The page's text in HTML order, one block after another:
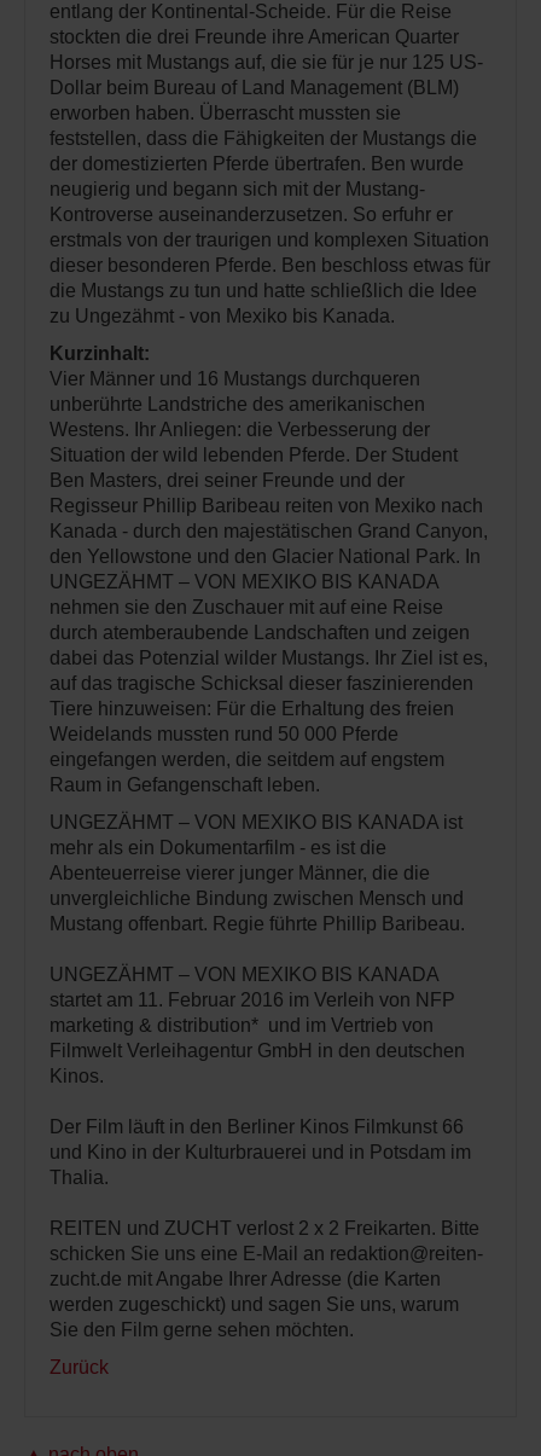
entlang der Kontinental-Scheide. Für die Reise
stockten die drei Freunde ihre American Quarter
Horses mit Mustangs auf, die sie für je nur 125 US-
Dollar beim Bureau of Land Management (BLM)
erworben haben. Überrascht mussten sie
feststellen, dass die Fähigkeiten der Mustangs die
der domestizierten Pferde übertrafen. Ben wurde
neugierig und begann sich mit der Mustang-
Kontroverse auseinanderzusetzen. So erfuhr er
erstmals von der traurigen und komplexen Situation
dieser besonderen Pferde. Ben beschloss etwas für
die Mustangs zu tun und hatte schließlich die Idee
zu Ungezähmt - von Mexiko bis Kanada.
Kurzinhalt:
Vier Männer und 16 Mustangs durchqueren
unberührte Landstriche des amerikanischen
Westens. Ihr Anliegen: die Verbesserung der
Situation der wild lebenden Pferde. Der Student
Ben Masters, drei seiner Freunde und der
Regisseur Phillip Baribeau reiten von Mexiko nach
Kanada - durch den majestätischen Grand Canyon,
den Yellowstone und den Glacier National Park. In
UNGEZÄHMT – VON MEXIKO BIS KANADA
nehmen sie den Zuschauer mit auf eine Reise
durch atemberaubende Landschaften und zeigen
dabei das Potenzial wilder Mustangs. Ihr Ziel ist es,
auf das tragische Schicksal dieser faszinierenden
Tiere hinzuweisen: Für die Erhaltung des freien
Weidelands mussten rund 50 000 Pferde
eingefangen werden, die seitdem auf engstem
Raum in Gefangenschaft leben.
UNGEZÄHMT – VON MEXIKO BIS KANADA ist
mehr als ein Dokumentarfilm - es ist die
Abenteuerreise vierer junger Männer, die die
unvergleichliche Bindung zwischen Mensch und
Mustang offenbart. Regie führte Phillip Baribeau.
UNGEZÄHMT – VON MEXIKO BIS KANADA
startet am 11. Februar 2016 im Verleih von NFP
marketing & distribution* und im Vertrieb von
Filmwelt Verleihagentur GmbH in den deutschen
Kinos.
Der Film läuft in den Berliner Kinos Filmkunst 66
und Kino in der Kulturbrauerei und in Potsdam im
Thalia.
REITEN und ZUCHT verlost 2 x 2 Freikarten. Bitte
schicken Sie uns eine E-Mail an redaktion@reiten-
zucht.de mit Angabe Ihrer Adresse (die Karten
werden zugeschickt) und sagen Sie uns, warum
Sie den Film gerne sehen möchten.
Zurück